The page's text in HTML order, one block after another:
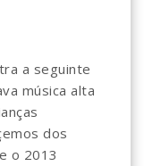
a seguinte
música alta
dos
o 2013